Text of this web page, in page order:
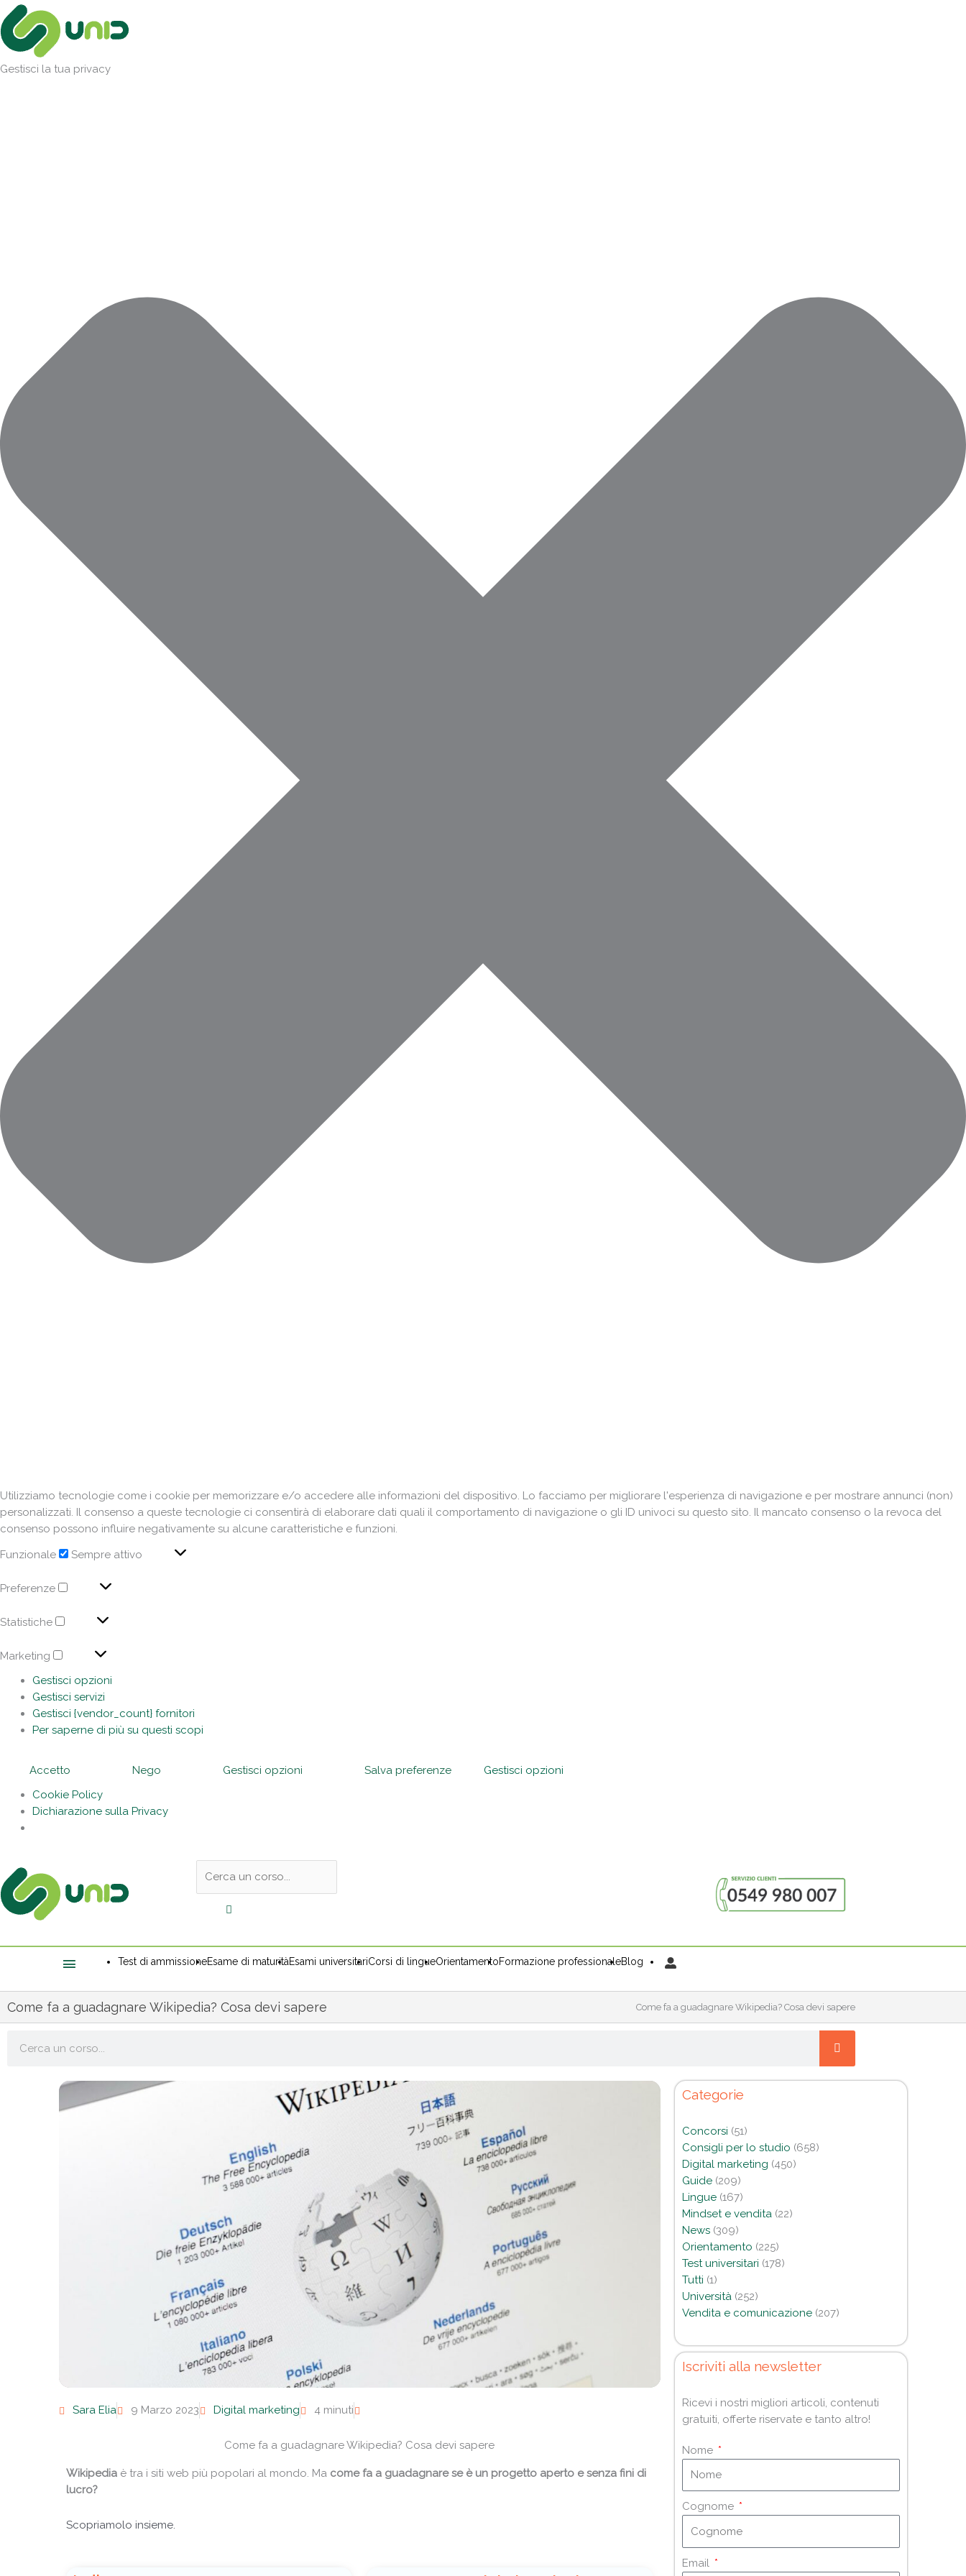
Gestisci la tua privacy
Utilizziamo tecnologie come i cookie per memorizzare e/o accedere alle informazioni del dispositivo. Lo facciamo per migliorare l'esperienza di navigazione e per mostrare annunci (non)
personalizzati. Il consenso a queste tecnologie ci consentirà di elaborare dati quali il comportamento di navigazione o gli ID univoci su questo sito. Il mancato consenso o la revoca del
consenso possono influire negativamente su alcune caratteristiche e funzioni.
Funzionale
Sempre attivo
Preferenze
Statistiche
Marketing
Gestisci opzioni
Gestisci servizi
Gestisci {vendor_count} fornitori
Per saperne di più su questi scopi
Accetto Nego Gestisci opzioni Salva preferenze
Gestisci opzioni
Cookie Policy
Dichiarazione sulla Privacy
Vai
al
contenuto
l'header
Test di ammissioneEsame di maturitàEsami universitariCorsi di lingueOrientamentoFormazione professionaleBlog
Come fa a guadagnare Wikipedia? Cosa devi sapere Come fa a guadagnare Wikipedia? Cosa devi sapere
Sara Elia 9 Marzo 2023 Digital marketing 4 minuti
Come fa a guadagnare Wikipedia? Cosa devi sapere
Wikipedia è tra i siti web più popolari al mondo. Ma come fa a guadagnare se è un progetto aperto e senza fini di
lucro?
Scopriamolo insieme.
Categorie
Concorsi (51)
Consigli per lo studio (658)
Digital marketing (450)
Guide(209)
Lingue(167)
Mindset e vendita(22)
News(309)
Orientamento (225)
Test universitari (178)
Tutti (1)
Università(252)
Vendita e comunicazione(207)
Iscriviti alla newsletter
Ricevi i nostri migliori articoli, contenuti
gratuiti, offerte riservate e tanto altro!
Nome
Cognome
Email